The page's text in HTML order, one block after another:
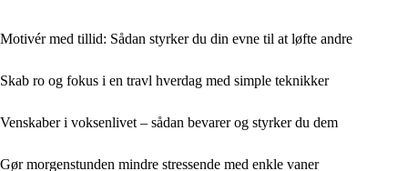
Motivér med tillid: Sådan styrker du din evne til at løfte andre
Skab ro og fokus i en travl hverdag med simple teknikker
Venskaber i voksenlivet – sådan bevarer og styrker du dem
Gør morgenstunden mindre stressende med enkle vaner